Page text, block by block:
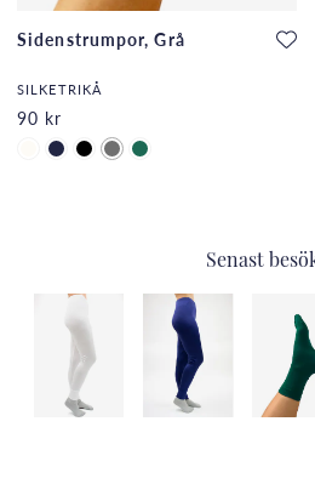
Sidenstrumpor, Grå
SILKETRIKÅ
90 kr
Senast